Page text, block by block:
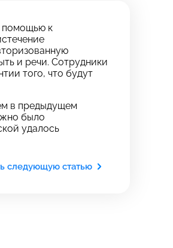
помощью к
и речи. Сотрудники
того, что будут
в предыдущем
было
удалось
следующую статью